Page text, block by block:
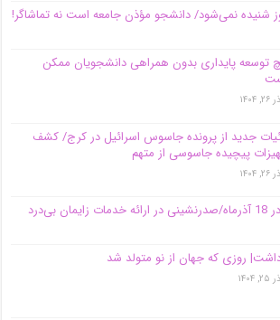
شنیده نمی‌شود/ دانشجو مؤذن جامعه است نه تماشاگر!
توسعه پایداری بدون همراهی دانشجویان ممکن
۱۴۰۴
جدید از پرونده جاسوس اسرائیل در کرج/‌ کشف
پیچیده جاسوسی از متهم
۱۴۰۴
بی‌درد
روزی که جهان از نو متولد شد
۱۴۰۴